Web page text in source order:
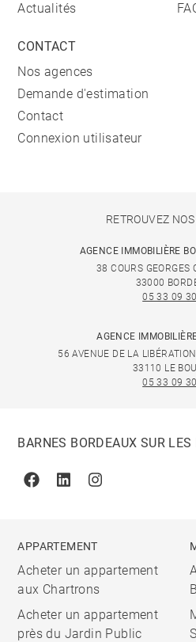
Actualités
CONTACT
Nos agences
Demande d'estimation
Contact
Connexion utilisateur
RETROUVEZ
AGENCE IMMOBILIÈRE
38 COURS GEORGES
33000
05 33 09
AGENCE
56 AVENUE DE LA
33110 LE
05 33 09
BARNES BORDEAUX SUR
FacebookLinkedinInstagram
APPARTEMENT
Acheter un appartement
aux Chartrons
Acheter un appartement
près du Jardin Public